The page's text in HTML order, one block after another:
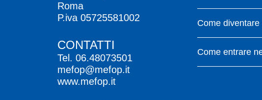
Roma
P.iva 05725581002
CONTATTI
Tel. 06.48073501
mefop@mefop.it
www.mefop.it
Come diventare
Come entrare